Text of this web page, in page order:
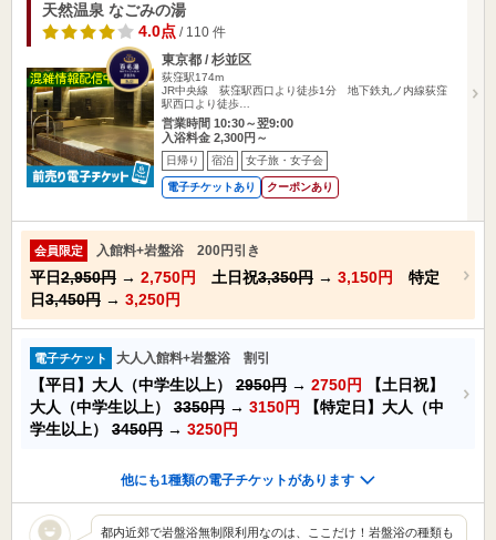
天然温泉 なごみの湯
4.0点 / 110 件
東京都 / 杉並区
荻窪駅174m
JR中央線 荻窪駅西口より徒歩1分 地下鉄丸ノ内線荻窪
駅西口より徒歩…
営業時間 10:30～翌9:00
入浴料金 2,300円～
日帰り 宿泊 女子旅・女子会
電子チケットあり クーポンあり
会員限定 入館料+岩盤浴 200円引き
平日2,950円 → 2,750円 土日祝3,350円 → 3,150円
特定
日3,450円 → 3,250円
電子チケット 大人入館料+岩盤浴 割引
【平日】大人（中学生以上） 2950円 → 2750円
【土日祝】
大人（中学生以上） 3350円 → 3150円
【特定日】大人（中
学生以上） 3450円 → 3250円
他にも1種類の電子チケットがあります
都内近郊で岩盤浴無制限利用なのは、ここだけ！岩盤浴の種類も